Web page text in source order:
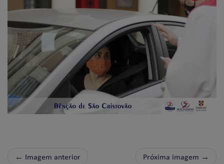
← Imagem anterior Próxima imagem →